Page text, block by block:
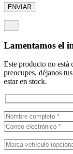
Lamentamos el
Este producto no está
preocupes, déjanos
estar en stock.